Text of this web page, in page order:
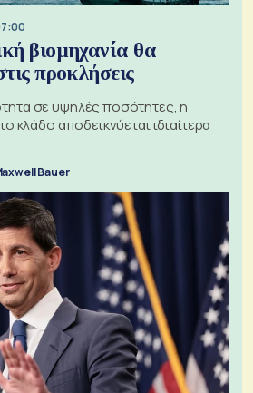
βιομηχανία θα
προκλήσεις
σε υψηλές ποσότητες, η
κλάδο αποδεικνύεται ιδιαίτερα
Bauer